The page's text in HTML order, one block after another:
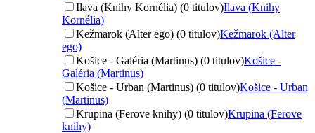
Ilava (Knihy Kornélia) (0 titulov)Ilava (Knihy
Kornélia)
Kežmarok (Alter ego) (0 titulov)Kežmarok (Alter
ego)
Košice - Galéria (Martinus) (0 titulov)Košice -
Galéria (Martinus)
Košice - Urban (Martinus) (0 titulov)Košice - Urban
(Martinus)
Krupina (Ferove knihy) (0 titulov)Krupina (Ferove
knihy)